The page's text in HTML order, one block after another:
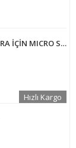
256 GB OEM KABLOSUZ KAMERA İÇİN MICRO SD KART
Hızlı Kargo